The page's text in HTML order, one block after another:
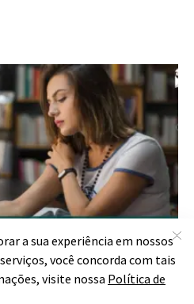
subordinadas adjetivas